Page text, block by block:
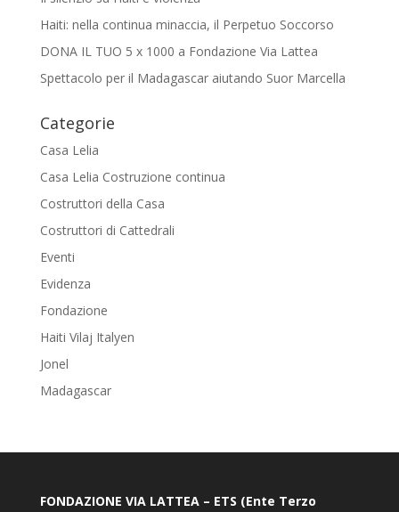
Haiti: nella continua minaccia, il Perpetuo Soccorso
DONA IL TUO 5 x 1000 a Fondazione Via Lattea
Spettacolo per il Madagascar aiutando Suor Marcella
Categorie
Casa Lelia
Casa Lelia Costruzione continua
Costruttori della Casa
Costruttori di Cattedrali
Eventi
Evidenza
Fondazione
Haiti Vilaj Italyen
Jonel
Madagascar
FONDAZIONE VIA LATTEA – ETS (Ente Terzo